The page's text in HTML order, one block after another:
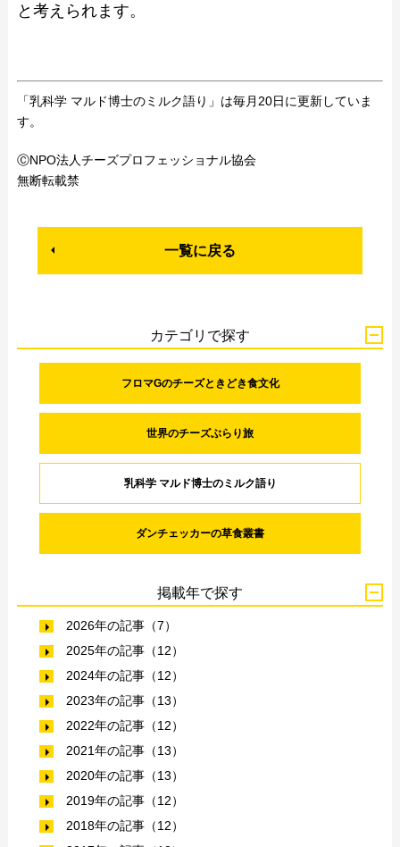
と考えられます。
「乳科学 マルド博士のミルク語り」は毎月20日に更新していま
す。
ⒸNPO法人チーズプロフェッショナル協会
無断転載禁
一覧に戻る
カテゴリで探す
フロマGのチーズときどき食文化
世界のチーズぶらり旅
乳科学 マルド博士のミルク語り
ダンチェッカーの草食叢書
掲載年で探す
2026年の記事（7）
2025年の記事（12）
2024年の記事（12）
2023年の記事（13）
2022年の記事（12）
2021年の記事（13）
2020年の記事（13）
2019年の記事（12）
2018年の記事（12）